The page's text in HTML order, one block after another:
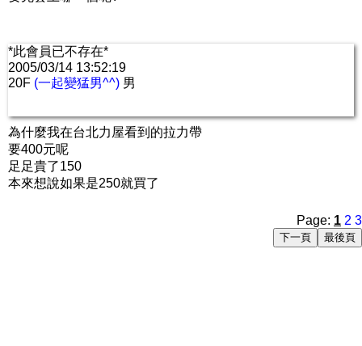
*此會員已不存在*
2005/03/14 13:52:19
20F (一起變猛男^^) 男
為什麼我在台北力屋看到的拉力帶
要400元呢
足足貴了150
本來想說如果是250就買了
Page: 1 2 3